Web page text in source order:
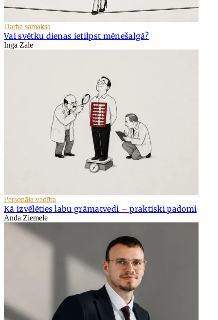
Darba samaksa
Vai svētku dienas ietilpst mēnešalgā?
Inga Zāle
Personāla vadība
Kā izvēlēties labu grāmatvedi – praktiski padomi
Anda Ziemele